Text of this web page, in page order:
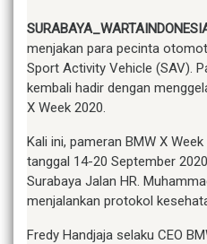
SURABAYA
menjakan para pecinta
Sport Activity Vehicle (SAV).
kembali hadir dengan
X Week 2020.
Kali ini, pameran BMW X
tanggal 14-20 September
Surabaya Jalan HR.
menjalankan protokol
Fredy Handjaja selaku CEO